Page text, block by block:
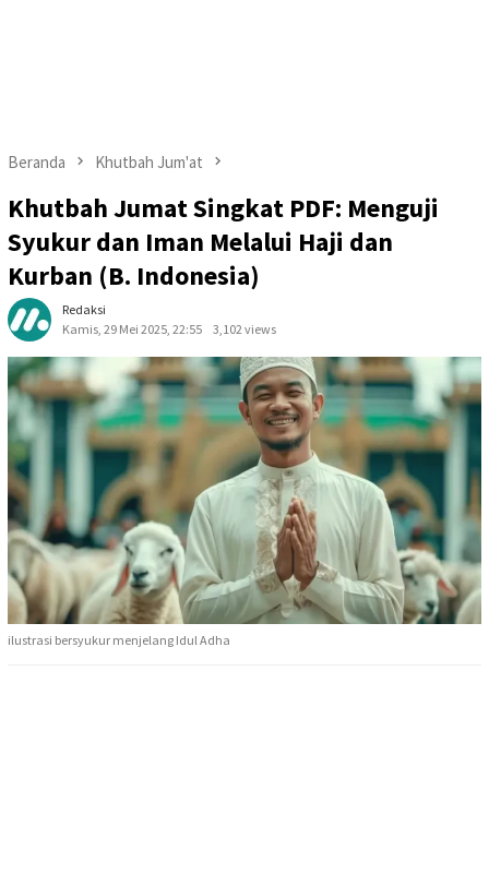
Beranda Khutbah Jum'at
Khutbah Jumat Singkat PDF: Menguji
Syukur dan Iman Melalui Haji dan
Kurban (B. Indonesia)
Redaksi
Kamis, 29 Mei 2025, 22:55
3,102 views
ilustrasi bersyukur menjelang Idul Adha